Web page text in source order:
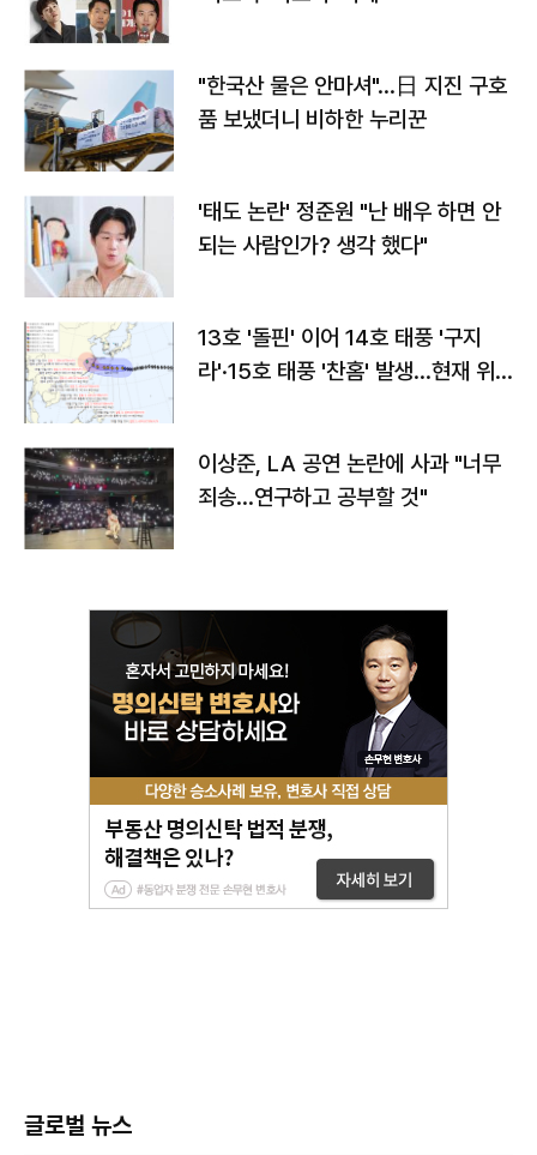
"한국산 물은 안마셔"…日 지진 구호
품 보냈더니 비하한 누리꾼
'태도 논란' 정준원 "난 배우 하면 안
되는 사람인가? 생각 했다"
13호 '돌핀' 이어 14호 태풍 '구지
라'·15호 태풍 '찬홈' 발생…현재 위
이상준, LA 공연 논란에 사과 "너무
죄송…연구하고 공부할 것"
글로벌 뉴스